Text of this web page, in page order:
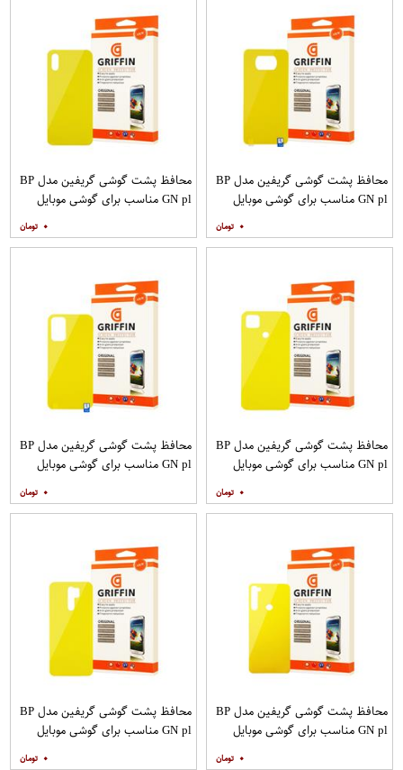
محافظ پشت گوشی گریفین مدل BP
GN pl مناسب برای گوشی موبایل
۰
محافظ پشت گوشی گریفین مدل BP
GN pl مناسب برای گوشی موبایل
۰
محافظ پشت گوشی گریفین مدل BP
GN pl مناسب برای گوشی موبایل
۰
محافظ پشت گوشی گریفین مدل BP
GN pl مناسب برای گوشی موبایل
۰
محافظ پشت گوشی گریفین مدل BP
GN pl مناسب برای گوشی موبایل
۰
محافظ پشت گوشی گریفین مدل BP
GN pl مناسب برای گوشی موبایل
۰